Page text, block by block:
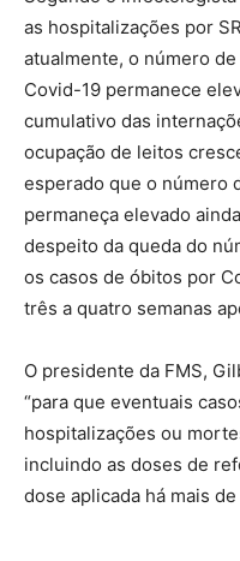
as hospitalizações por
atualmente, o número
Covid-19 permanece
cumulativo das
ocupação de leitos
esperado que o número
permaneça elevado
despeito da queda do
os casos de óbitos por
três a quatro semanas
O presidente da FMS,
“para que eventuais
hospitalizações ou
incluindo as doses de
dose aplicada há mais